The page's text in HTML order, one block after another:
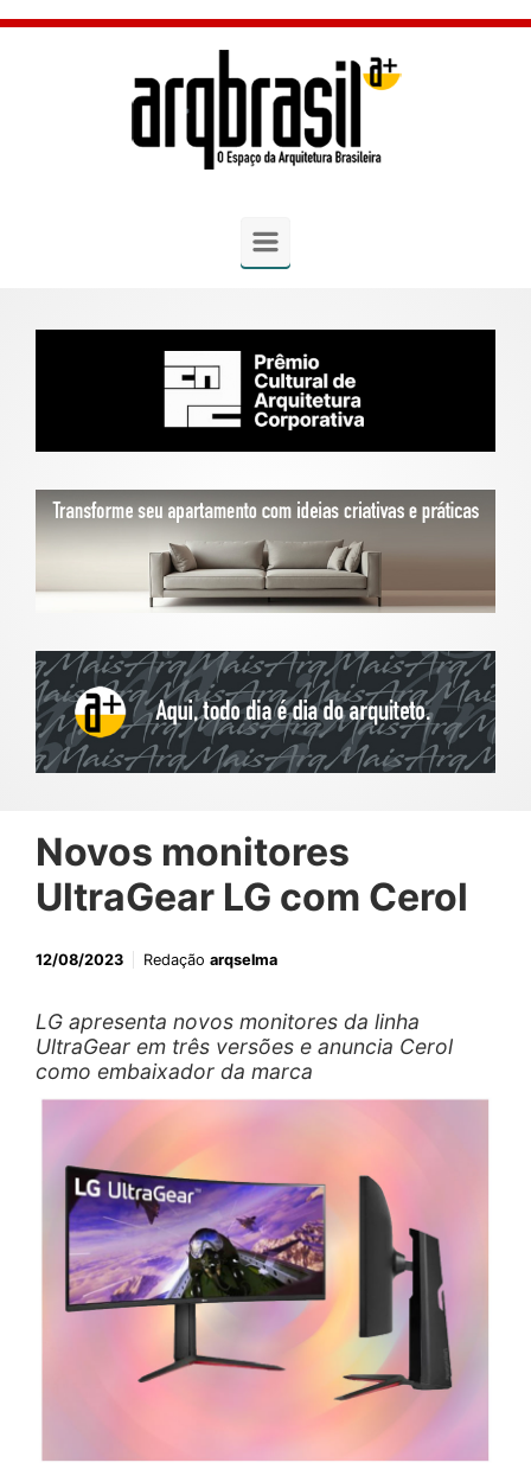
Skip to main content
Novos monitores
UltraGear LG com Cerol
12/08/2023 Redação arqselma
LG apresenta novos monitores da linha
UltraGear em três versões e anuncia Cerol
como embaixador da marca